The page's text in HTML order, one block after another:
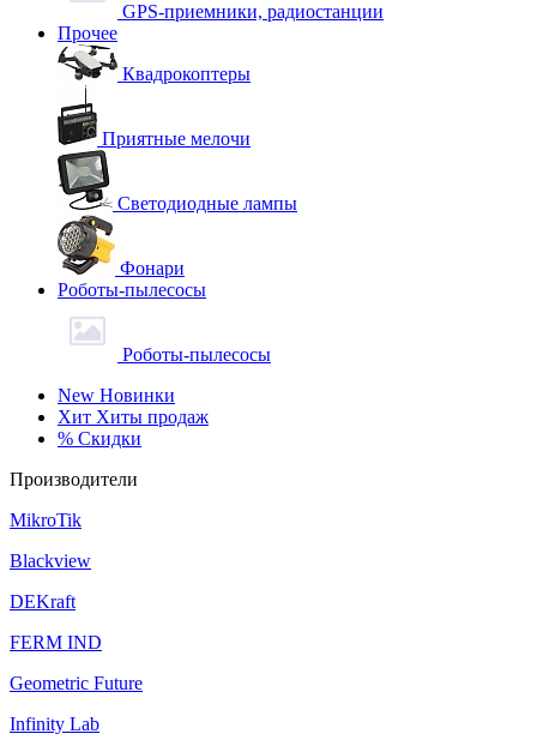
GPS-приемники, радиостанции
Прочее
Квадрокоптеры
Приятные мелочи
Светодиодные лампы
Фонари
Роботы-пылесосы
Роботы-пылесосы
New Новинки
Хит Хиты продаж
% Скидки
Производители
MikroTik
Blackview
DEKraft
FERM IND
Geometric Future
Infinity Lab